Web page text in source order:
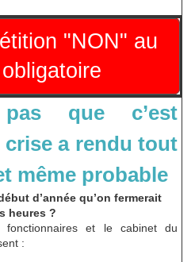
"NON" au
que c’est
a rendu tout
même probable
d’année qu’on fermerait
heures ?
fonctionnaires et le cabinet du
: